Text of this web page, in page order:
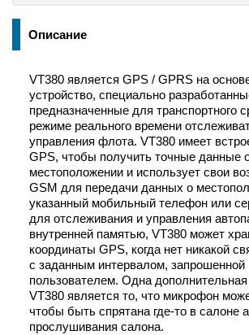
Описание
VT380 является GPS / GPRS на
устройство, специально
предназначенные для транспортного
режиме реального времени
управления флота. VT380 имеет
GPS, чтобы получить точные данные
местоположении и использует свои
GSM для передачи данных о
указанный мобильный телефон или
для отслеживания и управления
внутренней памятью, VT380 может
координаты GPS, когда нет никакой
с заданным интервалом, запрошенной
пользователем. Одна
VT380 является то, что микрофон
чтобы быть спрятана где-то в салоне
прослушивания салона.